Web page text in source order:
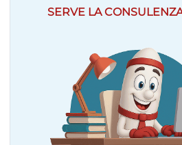
SERVE LA